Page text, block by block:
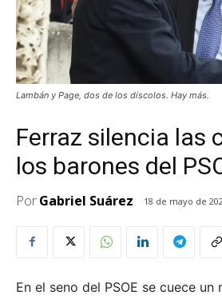
Lambán y Page, dos de los díscolos. Hay más.
Ferraz silencia las
los barones del
PorGabriel Suárez 18 de mayo de
En el seno del PSOE se cuece